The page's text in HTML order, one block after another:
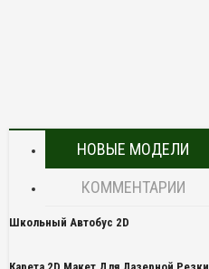
НОВЫЕ МОДЕЛИ
КОММЕНТАРИИ
Школьный Автобус 2D